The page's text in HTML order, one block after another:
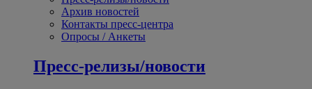
Архив новостей
Контакты пресс-центра
Опросы / Анкеты
Пресс-релизы/новости